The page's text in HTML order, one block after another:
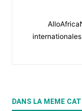
DANS LA MEME